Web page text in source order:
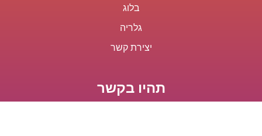
בלוג
גלריה
יצירת קשר
תהיו בקשר